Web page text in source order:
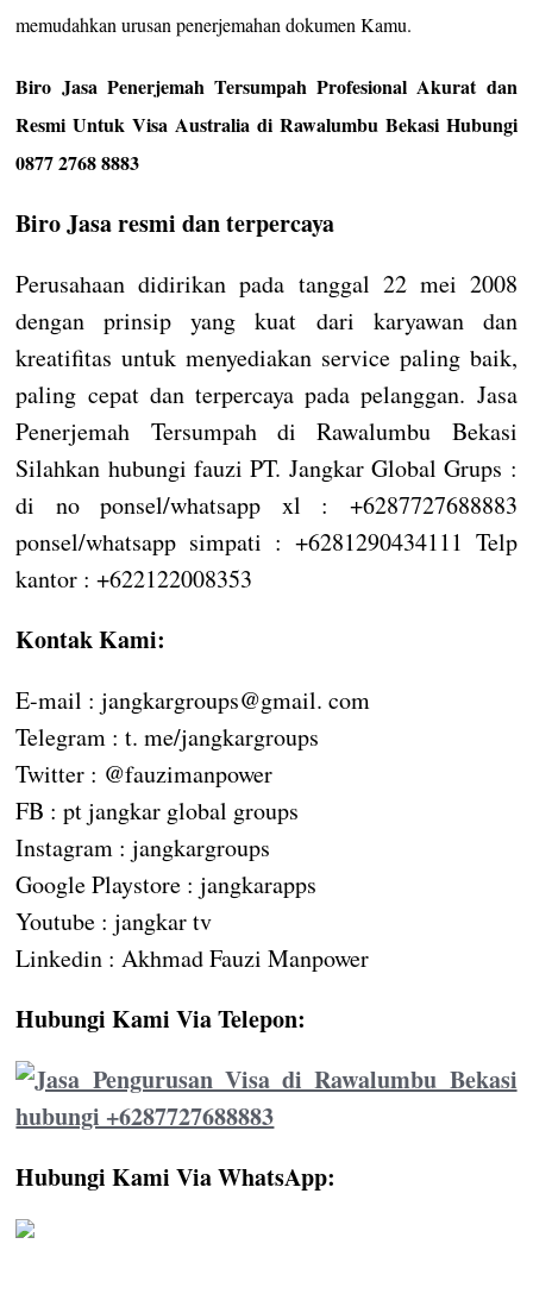
memudahkan urusan penerjemahan dokumen Kamu.
Biro Jasa Penerjemah Tersumpah Profesional Akurat dan
Resmi Untuk Visa Australia di Rawalumbu Bekasi Hubungi
0877 2768 8883
Biro Jasa resmi dan terpercaya
Perusahaan didirikan pada tanggal 22 mei 2008
dengan prinsip yang kuat dari karyawan dan
kreatifitas untuk menyediakan service paling baik,
paling cepat dan terpercaya pada pelanggan. Jasa
Penerjemah Tersumpah di Rawalumbu Bekasi
Silahkan hubungi fauzi PT. Jangkar Global Grups :
di no ponsel/whatsapp xl : +6287727688883
ponsel/whatsapp simpati : +6281290434111 Telp
kantor : +622122008353
Kontak Kami:
E-mail : jangkargroups@gmail. com
Telegram : t. me/jangkargroups
Twitter : @fauzimanpower
FB : pt jangkar global groups
Instagram : jangkargroups
Google Playstore : jangkarapps
Youtube : jangkar tv
Linkedin : Akhmad Fauzi Manpower
Hubungi Kami Via Telepon:
Hubungi Kami Via WhatsApp: